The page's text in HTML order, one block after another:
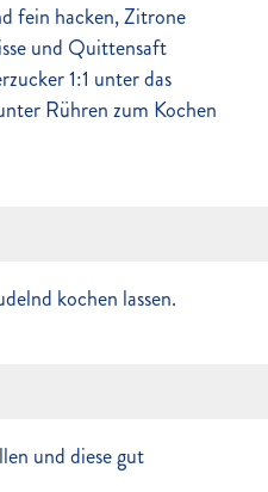
fein hacken, Zitrone
und Quittensaft
1:1 unter das
Rühren zum Kochen
kochen lassen.
und diese gut